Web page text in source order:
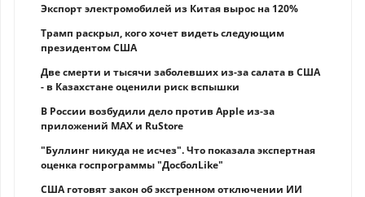
Экспорт электромобилей из Китая вырос на 120%
Трамп раскрыл, кого хочет видеть следующим
президентом США
Две смерти и тысячи заболевших из-за салата в США
- в Казахстане оценили риск вспышки
В России возбудили дело против Apple из-за
приложений MAX и RuStore
"Буллинг никуда не исчез". Что показала экспертная
оценка госпрограммы "ДосболLike"
США готовят закон об экстренном отключении ИИ